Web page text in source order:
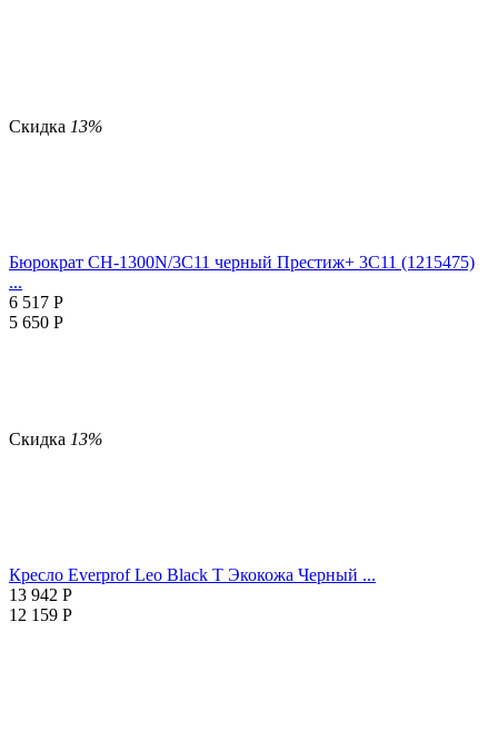
Скидка 13%
Бюрократ CH-1300N/3C11 черный Престиж+ 3C11 (1215475)
...
6 517 Р
5 650 Р
Скидка 13%
Кресло Everprof Leo Black T Экокожа Черный ...
13 942 Р
12 159 Р